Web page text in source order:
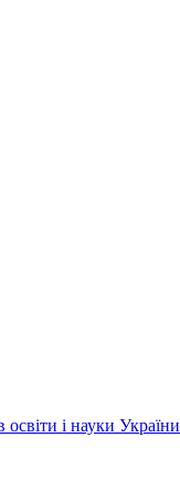
і науки України